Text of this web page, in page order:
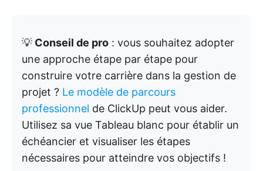
💡 Conseil de pro : vous souhaitez adopter
une approche étape par étape pour
construire votre carrière dans la gestion de
projet ? Le modèle de parcours
professionnel de ClickUp peut vous aider.
Utilisez sa vue Tableau blanc pour établir un
échéancier et visualiser les étapes
nécessaires pour atteindre vos objectifs !